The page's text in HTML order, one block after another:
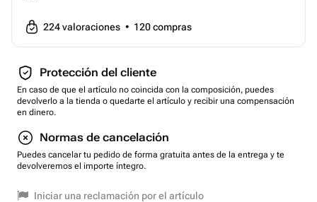
224valoraciones • 120compras
Protección del cliente
En caso de que el artículo no coincida con la composición, puedes
devolverlo a la tienda o quedarte el artículo y recibir una compensación
en dinero.
Normas de cancelación
Puedes cancelar tu pedido de forma gratuita antes de la entrega y te
devolveremos el importe íntegro.
Iniciar una reclamación por el artículo